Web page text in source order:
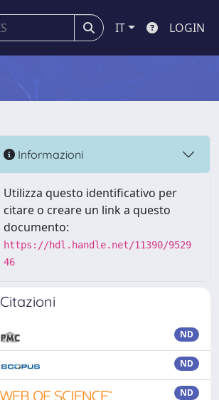
IT LOGIN
Informazioni
Utilizza questo identificativo per
citare o creare un link a questo
documento:
https://hdl.handle.net/11390/9529
46
Citazioni
ND
ND
ND